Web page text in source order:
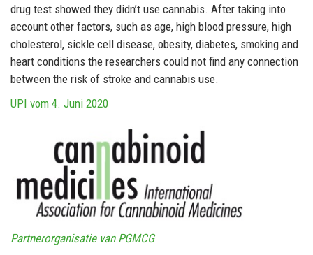
drug test showed they didn’t use cannabis. After taking into
account other factors, such as age, high blood pressure, high
cholesterol, sickle cell disease, obesity, diabetes, smoking and
heart conditions the researchers could not find any connection
between the risk of stroke and cannabis use.
UPI vom 4. Juni 2020
Partnerorganisatie van PGMCG